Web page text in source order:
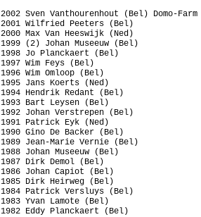
2002 Sven Vanthourenhout (Bel) Domo-
2001 Wilfried Peeters (Bel)
2000 Max Van Heeswijk (Ned)
1999 (2) Johan Museeuw (Bel)
1998 Jo Planckaert (Bel)
1997 Wim Feys (Bel)
1996 Wim Omloop (Bel)
1995 Jans Koerts (Ned)
1994 Hendrik Redant (Bel)
1993 Bart Leysen (Bel)
1992 Johan Verstrepen (Bel)
1991 Patrick Eyk (Ned)
1990 Gino De Backer (Bel)
1989 Jean-Marie Vernie (Bel)
1988 Johan Museeuw (Bel)
1987 Dirk Demol (Bel)
1986 Johan Capiot (Bel)
1985 Dirk Heirweg (Bel)
1984 Patrick Versluys (Bel)
1983 Yvan Lamote (Bel)
1982 Eddy Planckaert (Bel)